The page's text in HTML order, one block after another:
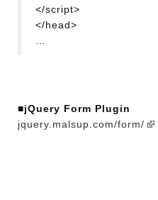
</script>
</head>
■jQuery Form Plugin
jquery.malsup.com/form/